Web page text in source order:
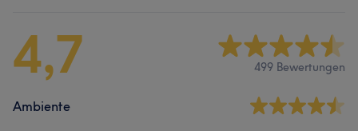
4,7 499 Bewertungen
Ambiente